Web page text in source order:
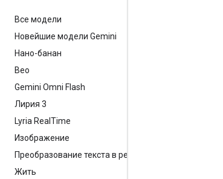
Все модели
Новейшие модели Gemini
Нано-банан
Вео
Gemini Omni Flash
Лирия 3
Lyria Real Time
Изображение
Преобразование текста в речь
Жить